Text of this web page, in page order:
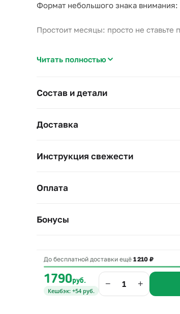
Формат небольшого знака
Простоит месяцы: просто не ставьте
Читать полностью
Состав и детали
Доставка
Инструкция свежести
Оплата
Бонусы
До бесплатной доставки ещё 1 210 ₽
1790руб.
Кешбэк: +54 руб.
− +